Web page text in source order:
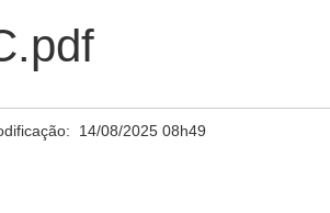
14/08/2025 08h49